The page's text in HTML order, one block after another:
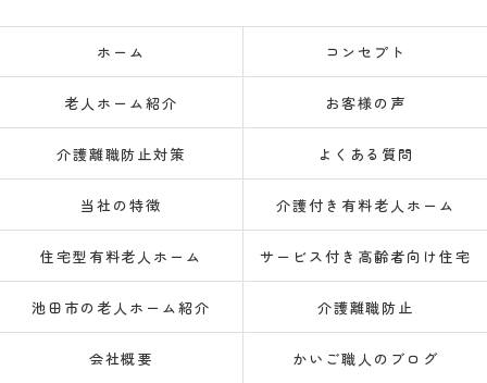
ホーム コンセプト
老人ホーム紹介 お客様の声
介護離職防止対策 よくある質問
当社の特徴 介護付き有料老人ホーム
住宅型有料老人ホーム サービス付き高齢者向け住宅
池田市の老人ホーム紹介 介護離職防止
会社概要 かいご職人のブログ